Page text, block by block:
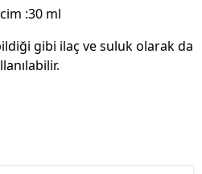
:30 ml
gibi ilaç ve suluk olarak da